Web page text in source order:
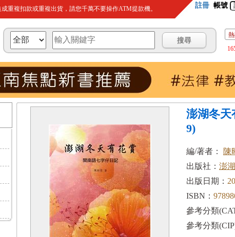
重複扣款或重複出貨，請您千萬不要操作ATM提款機。 註冊 帳號
澎湖冬天
9)
編/著者：
陳
出版社： 澎
出版日期：
ISBN：
參考分類
參考分類